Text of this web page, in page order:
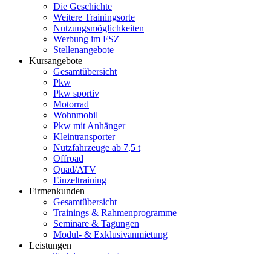
Die Geschichte
Weitere Trainingsorte
Nutzungsmöglichkeiten
Werbung im FSZ
Stellenangebote
Kursangebote
Gesamtübersicht
Pkw
Pkw sportiv
Motorrad
Wohnmobil
Pkw mit Anhänger
Kleintransporter
Nutzfahrzeuge ab 7,5 t
Offroad
Quad/ATV
Einzeltraining
Firmenkunden
Gesamtübersicht
Trainings & Rahmenprogramme
Seminare & Tagungen
Modul- & Exklusivanmietung
Leistungen